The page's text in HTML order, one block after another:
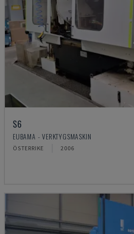
S6
EUBAMA - VERKTYGSMASKIN
ÖSTERRIKE 2006